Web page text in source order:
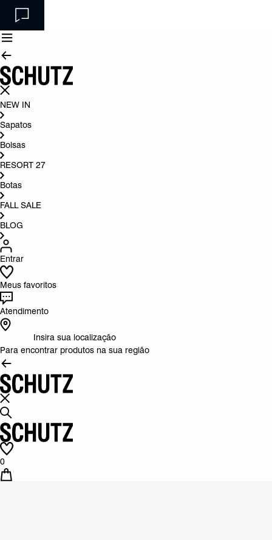
NEW IN
Sapatos
Bolsas
RESORT 27
Botas
FALL SALE
BLOG
Entrar
Meus favoritos
Atendimento
Insira sua localização
Para encontrar produtos na sua região
0